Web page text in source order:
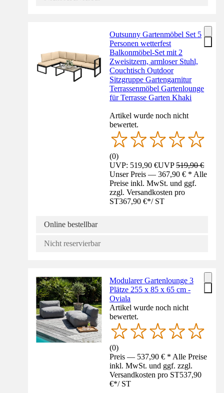
Outsunny Gartenmöbel Set 5
Personen wetterfest
Balkonmöbel-Set mit 2
Zweisitzern, armloser Stuhl,
Couchtisch Outdoor
Sitzgruppe Gartengarnitur
Terrassenmöbel Gartenlounge
für Terrasse Garten Khaki
Artikel wurde noch nicht
bewertet.
(0)
UVP: 519,90 €UVP519,90 €
Unser Preis — 367,90 € * Alle
Preise inkl. MwSt. und ggf.
zzgl. Versandkosten pro
ST367,90 €*/ ST
Online bestellbar
Nicht reservierbar
Modularer Gartenlounge 3
Plätze 255 x 85 x 65 cm -
Oviala
Artikel wurde noch nicht
bewertet.
(0)
Preis — 537,90 € * Alle Preise
inkl. MwSt. und ggf. zzgl.
Versandkosten pro ST537,90
€*/ ST